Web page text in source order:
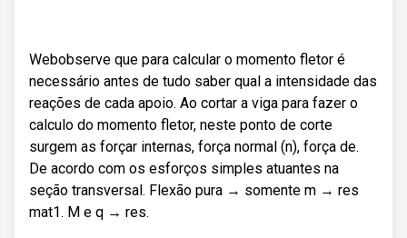
Webobserve que para calcular o momento fletor é
necessário antes de tudo saber qual a intensidade das
reações de cada apoio. Ao cortar a viga para fazer o
calculo do momento fletor, neste ponto de corte
surgem as forçar internas, força normal (n), força de.
De acordo com os esforços simples atuantes na
seção transversal. Flexão pura → somente m → res
mat1. M e q → res.